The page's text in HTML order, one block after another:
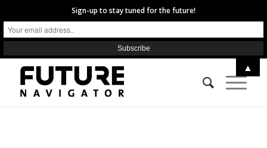
Sign-up to stay tuned for the future!
▲